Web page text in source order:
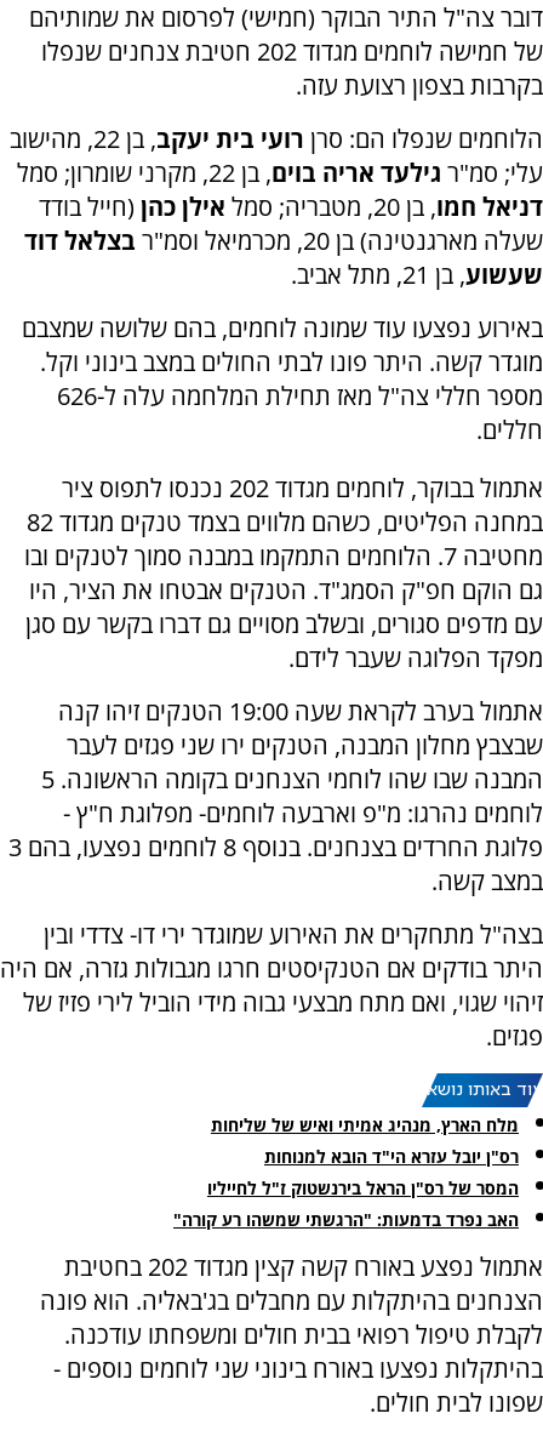
דובר צה"ל התיר הבוקר (חמישי) לפרסום את שמותיהם
של חמישה לוחמים מגדוד 202 חטיבת צנחנים שנפלו
בקרבות בצפון רצועת עזה.
הלוחמים שנפלו הם: סרן רועי בית יעקב
, בן 22, מהישוב
עלי; סמ"ר גילעד אריה בוים, בן 22, מקרני שומרון; סמל
דניאל חמו, בן 20, מטבריה; סמל אילן כהן (חייל בודד
שעלה מארגנטינה) בן 20, מכרמיאל וסמ"ר
בצלאל דוד
שעשוע, בן 21, מתל אביב.
באירוע נפצעו עוד שמונה לוחמים, בהם שלושה שמצבם
מוגדר קשה. היתר פונו לבתי החולים במצב בינוני וקל.
מספר חללי צה"ל מאז תחילת המלחמה עלה ל-626
חללים.
אתמול בבוקר, לוחמים מגדוד 202 נכנסו לתפוס ציר
במחנה הפליטים, כשהם מלווים בצמד טנקים מגדוד 82
מחטיבה 7. הלוחמים התמקמו במבנה סמוך לטנקים ובו
גם הוקם חפ"ק הסמג"ד. הטנקים אבטחו את הציר, היו
עם מדפים סגורים, ובשלב מסויים גם דברו בקשר עם סגן
מפקד הפלוגה שעבר לידם.
אתמול בערב לקראת שעה 19:00 הטנקים זיהו קנה
שבצבץ מחלון המבנה, הטנקים ירו שני פגזים לעבר
המבנה שבו שהו לוחמי הצנחנים בקומה הראשונה. 5
לוחמים נהרגו: מ"פ וארבעה לוחמים- מפלוגת ח"ץ -
פלוגת החרדים בצנחנים. בנוסף 8 לוחמים נפצעו, בהם 3
במצב קשה.
בצה"ל מתחקרים את האירוע שמוגדר ירי דו- צדדי ובין
היתר בודקים אם הטנקיסטים חרגו מגבולות גזרה, אם היה
זיהוי שגוי, ואם מתח מבצעי גבוה מידי הוביל לירי פזיז של
פגזים.
עוד באותו נושא:
מלח הארץ, מנהיג אמיתי ואיש של שליחות
רס"ן יובל עזרא הי"ד הובא למנוחות
המסר של רס"ן הראל בירנשטוק ז"ל לחייליו
האב נפרד בדמעות: "הרגשתי שמשהו רע קורה"
אתמול נפצע באורח קשה קצין מגדוד 202 בחטיבת
הצנחנים בהיתקלות עם מחבלים בג'באליה. הוא פונה
לקבלת טיפול רפואי בבית חולים ומשפחתו עודכנה.
בהיתקלות נפצעו באורח בינוני שני לוחמים נוספים -
שפונו לבית חולים.